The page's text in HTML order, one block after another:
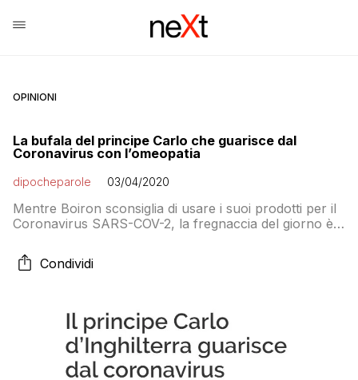
OPINIONI
La bufala del principe Carlo che guarisce dal
Coronavirus con l’omeopatia
dipocheparole 03/04/2020
Mentre Boiron sconsiglia di usare i suoi prodotti per il
Coronavirus SARS-COV-2, la fregnaccia del giorno è
grazie all’omeopatia e ad Ayurveda. Stavolta però non
è una bufala di fabbricazione italiana ma indiana. Il sito
Condividi